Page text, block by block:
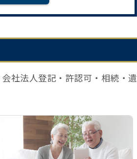
社法人登記・許認可・相続・遺